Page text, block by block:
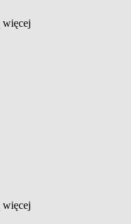
więcej
więcej